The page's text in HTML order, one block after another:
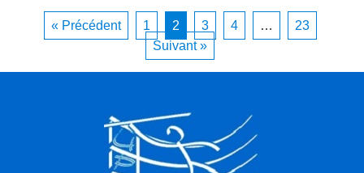
« Précédent 1 2 3 4 …
23
Suivant »